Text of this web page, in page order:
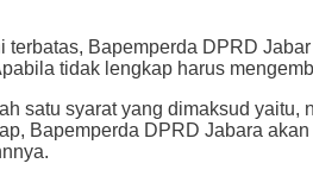
terbatas, Bapemperda DPRD
tidak lengkap harus
satu syarat yang dimaksud
Bapemperda DPRD Jabara